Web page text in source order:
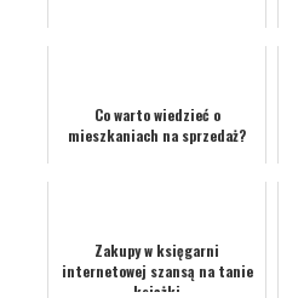
Co warto wiedzieć o
mieszkaniach na sprzedaż?
Zakupy w księgarni
internetowej szansą na tanie
książki